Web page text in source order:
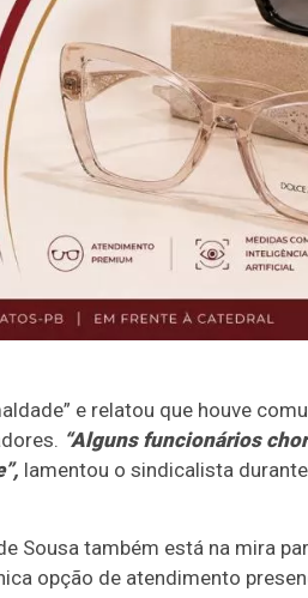
e relatou que houve
“Alguns funcionários
lamentou o sindicalista
Sousa também está na mira
opção de atendimento